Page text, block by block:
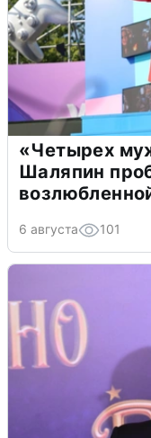
«Четырех
Шаляпин
6 августа 101